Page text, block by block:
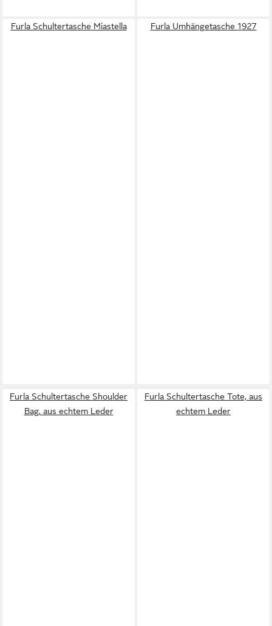
Furla Schultertasche Miastella Furla Umhängetasche 1927
Furla Schultertasche Shoulder
Bag, aus echtem Leder
Furla Schultertasche Tote, aus
echtem Leder